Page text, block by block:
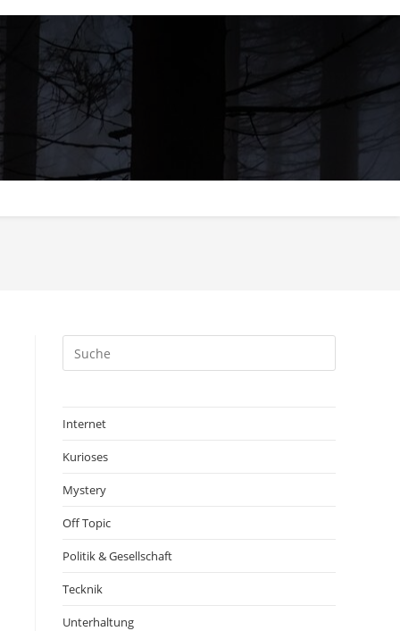
Internet
Kurioses
Mystery
Off Topic
Politik & Gesellschaft
Tecknik
Unterhaltung